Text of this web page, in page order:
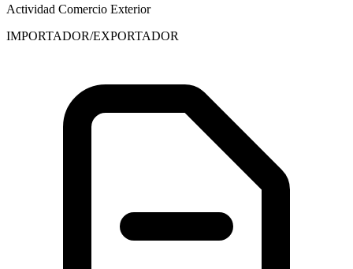
Actividad Comercio Exterior
IMPORTADOR/EXPORTADOR